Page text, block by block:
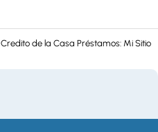
Credito de la Casa Préstamos: Mi Sitio